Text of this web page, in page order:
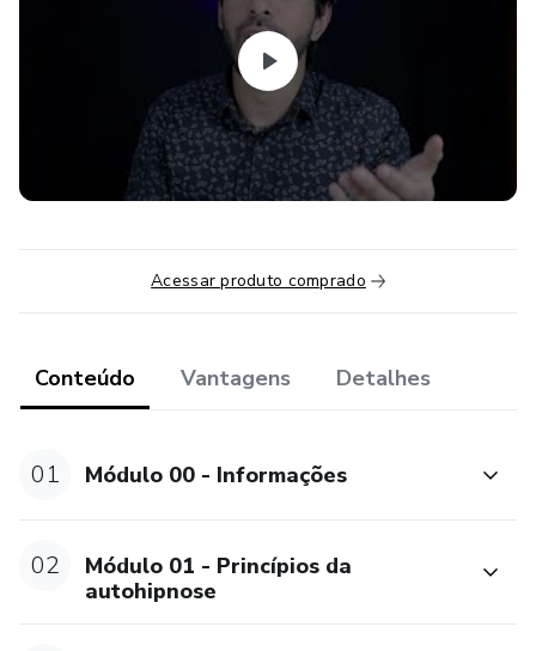
Acessar produto comprado
Conteúdo Vantagens Detalhes
01 Módulo 00 - Informações
02
Módulo 01 - Princípios da
autohipnose